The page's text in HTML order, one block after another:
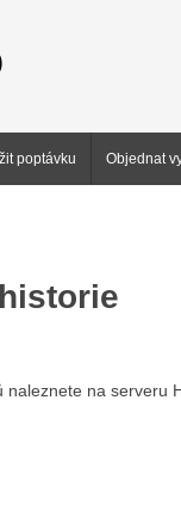
poptávku Objednat
na serveru